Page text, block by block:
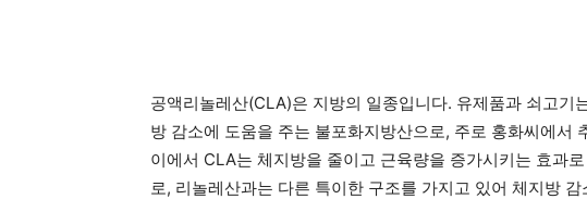
공액리놀레산(CLA)은 지방의 일종입니다. 유제품과 쇠고기
방 감소에 도움을 주는 불포화지방산으로, 주로 홍화씨에서
이에서 CLA는 체지방을 줄이고 근육량을 증가시키는 효과
로, 리놀레산과는 다른 특이한 구조를 가지고 있어 체지방